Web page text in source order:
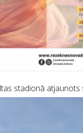
stadionā atjaunots